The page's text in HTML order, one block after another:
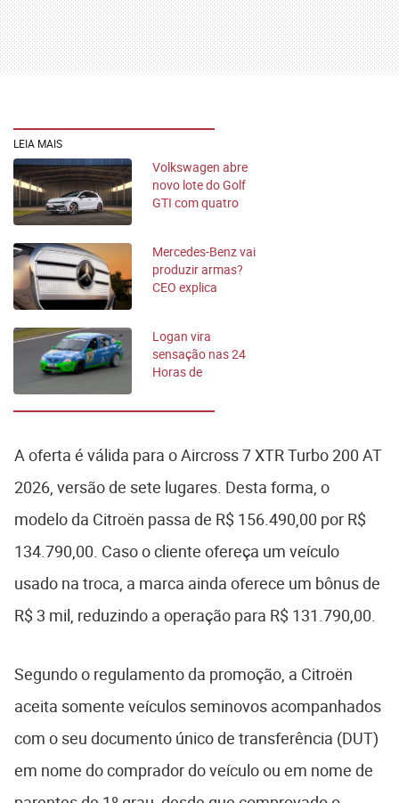
LEIA MAIS
Volkswagen abre
novo lote do Golf
GTI com quatro
Mercedes-Benz vai
produzir armas?
CEO explica
Logan vira
sensação nas 24
Horas de
A oferta é válida para o Aircross 7 XTR Turbo 200 AT
2026, versão de sete lugares. Desta forma, o
modelo da Citroën passa de R$ 156.490,00 por R$
134.790,00. Caso o cliente ofereça um veículo
usado na troca, a marca ainda oferece um bônus de
R$ 3 mil, reduzindo a operação para R$ 131.790,00.
Segundo o regulamento da promoção, a Citroën
aceita somente veículos seminovos acompanhados
com o seu documento único de transferência (DUT)
em nome do comprador do veículo ou em nome de